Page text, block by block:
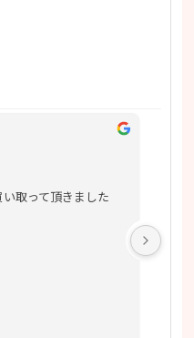
取って頂きました